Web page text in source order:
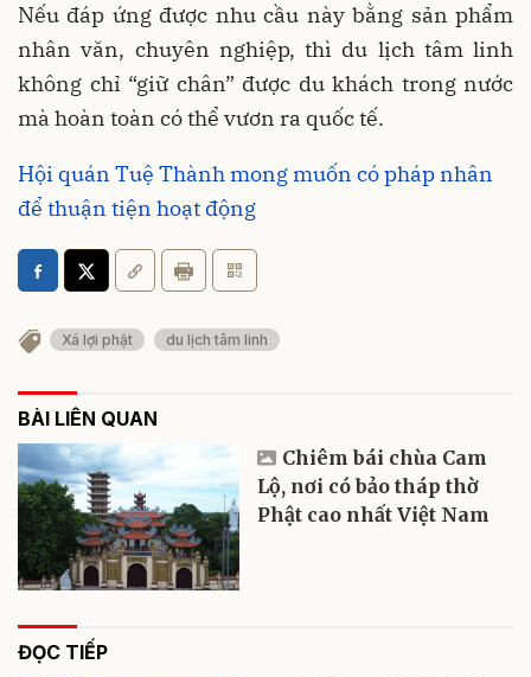
Nếu đáp ứng được nhu cầu này bằng sản phẩm
nhân văn, chuyên nghiệp, thì du lịch tâm linh
không chỉ “giữ chân” được du khách trong nước
mà hoàn toàn có thể vươn ra quốc tế.
Hội quán Tuệ Thành mong muốn có pháp nhân
để thuận tiện hoạt động
Xá lợi phật du lịch tâm linh
BÀI LIÊN QUAN
Chiêm bái chùa Cam
Lộ, nơi có bảo tháp thờ
Phật cao nhất Việt Nam
ĐỌC TIẾP